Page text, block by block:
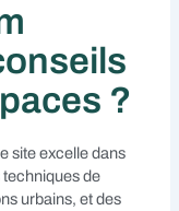
?
site excelle dans
techniques de
urbains, et des